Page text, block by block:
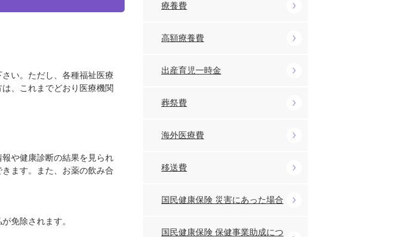
い。ただし、各種福祉医療
、これまでどおり医療機関
や健康診断の結果を見られ
ます。また、お薬の飲み合
免除されます。
療養費
高額療養費
出産育児一時金
葬祭費
海外医療費
移送費
国民健康保険 災害にあった場合
国民健康保険 保健事業助成につ